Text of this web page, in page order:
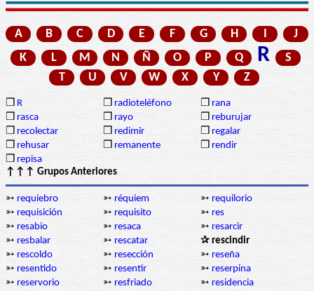
A B C D E F G H I
J
K
L M N Ñ O P Q R
S
T
U V W X Y Z
❒ R ❒ radioteléfono ❒ rana
❒ rasca ❒ rayo ❒ reburujar
❒ recolectar ❒ redimir ❒ regalar
❒ rehusar ❒ remanente ❒ rendir
❒ repisa
↑↑↑ Grupos Anteriores
➳ requiebro ➳ réquiem ➳ requilorio
➳ requisición ➳ requisito ➳ res
➳ resabio ➳ resaca ➳ resarcir
➳ resbalar ➳ rescatar
✰ rescindir
➳ rescoldo ➳ resección ➳ reseña
➳ resentido ➳ resentir ➳ reserpina
➳ reservorio ➳ resfriado ➳ residencia